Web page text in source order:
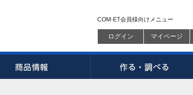
COM-ET会員様向けメニュー
ログイン マイページ